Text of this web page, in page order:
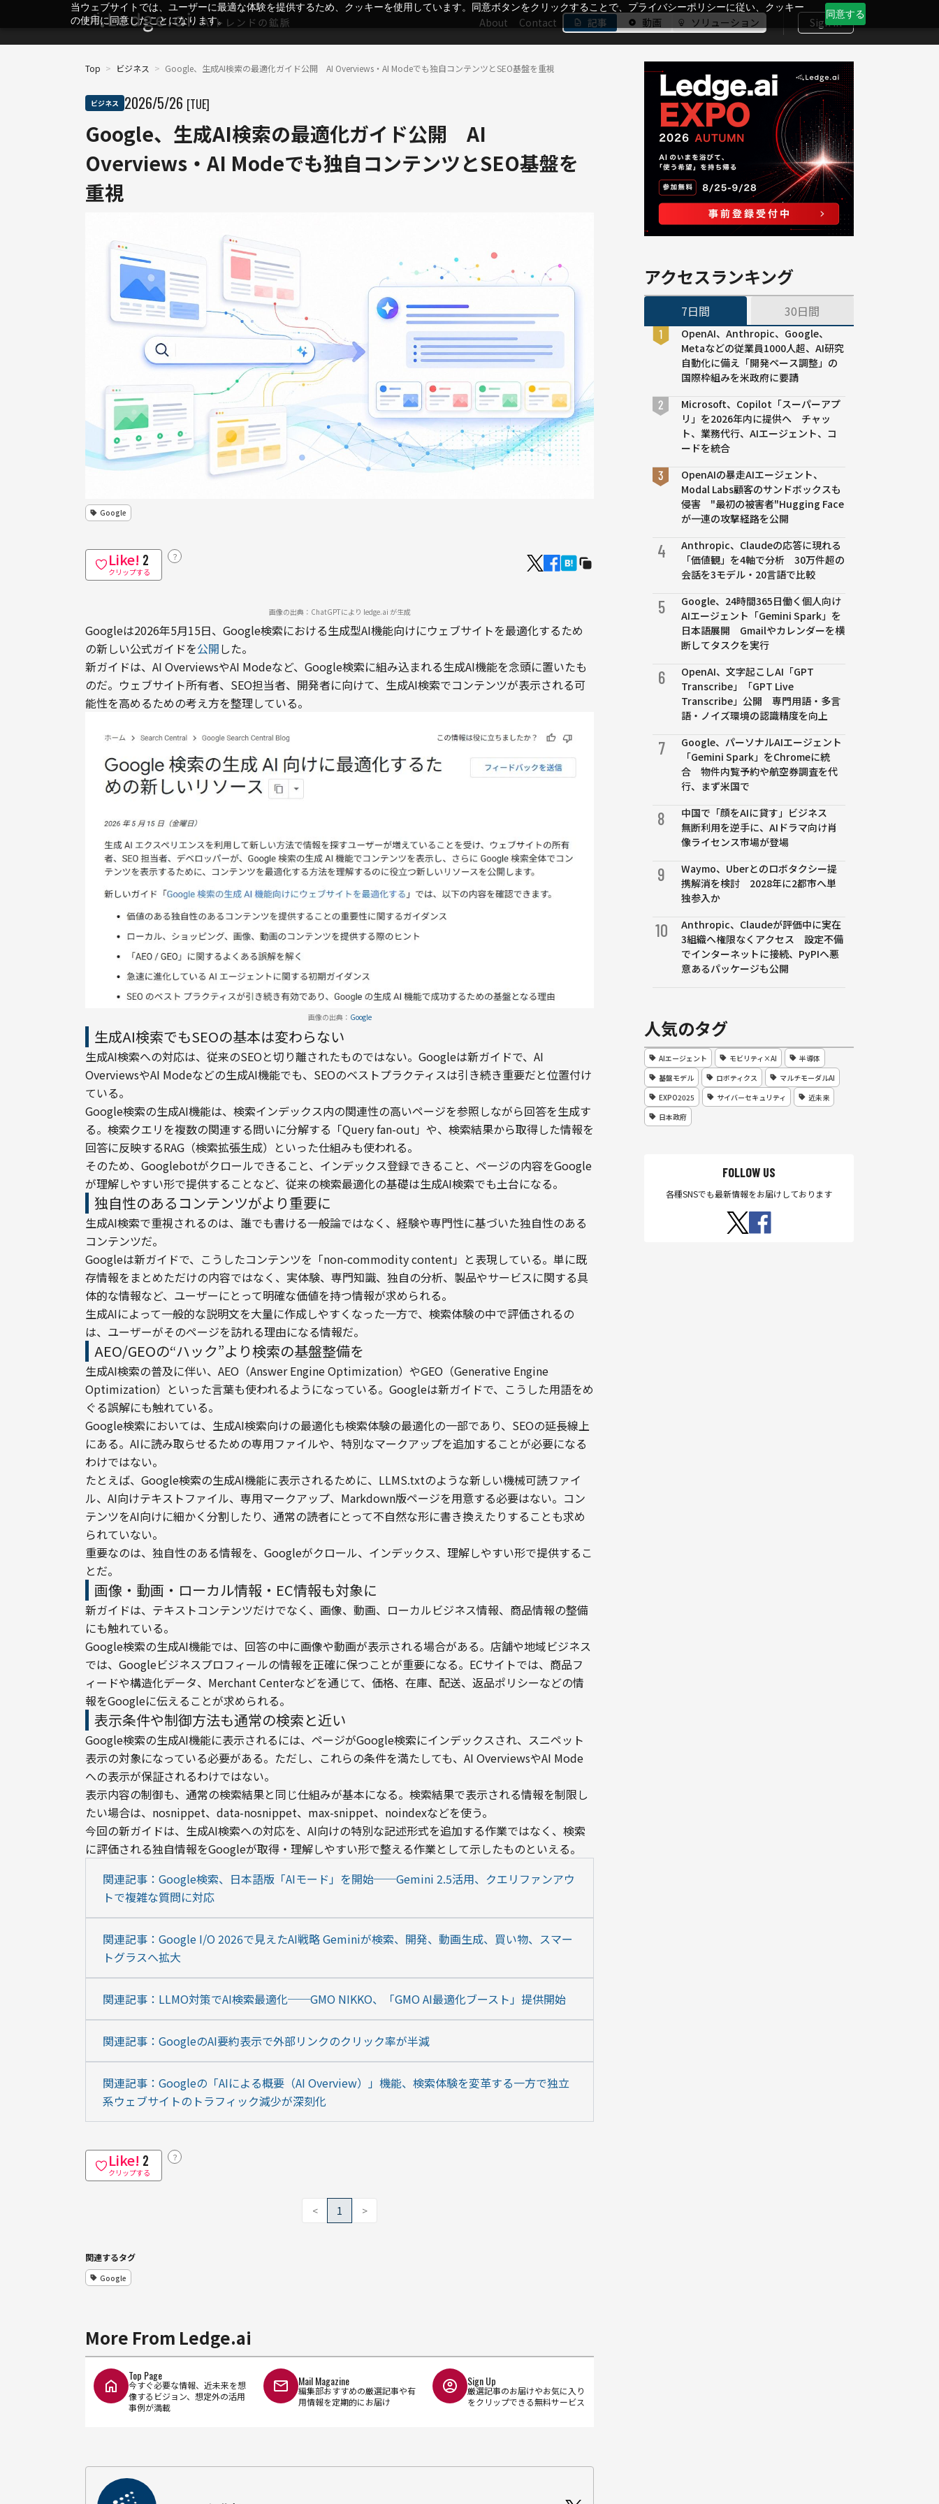
当ウェブサイトでは、ユーザーに最適な体験を提供するため、クッキーを使用しています。同意ボタンをクリックすることで、プライバシーポリシーに従い、クッキー
の使用に同意したことになります。
同意する
About Contact 記事 動画 ソリューション Sign In
Top > ビジネス > Google、生成AI検索の最適化ガイド公開 AI Overviews・AI Modeでも独自コンテンツとSEO基盤を重視
ビジネス 2026/5/26 [TUE]
Google、生成AI検索の最適化ガイド公開 AI
Overviews・AI Modeでも独自コンテンツとSEO基盤を
重視
Google
Like! 2
クリップする
？
画像の出典：ChatGPTにより ledge.ai が生成
Googleは2026年5月15日、Google検索における生成型AI機能向けにウェブサイトを最適化するため
の新しい公式ガイドを公開した。
新ガイドは、AI OverviewsやAI Modeなど、Google検索に組み込まれる生成AI機能を念頭に置いたも
のだ。ウェブサイト所有者、SEO担当者、開発者に向けて、生成AI検索でコンテンツが表示される可
能性を高めるための考え方を整理している。
画像の出典： Google
生成AI検索でもSEOの基本は変わらない
生成AI検索への対応は、従来のSEOと切り離されたものではない。Googleは新ガイドで、AI
OverviewsやAI Modeなどの生成AI機能でも、SEOのベストプラクティスは引き続き重要だと位置付け
ている。
Google検索の生成AI機能は、検索インデックス内の関連性の高いページを参照しながら回答を生成す
る。検索クエリを複数の関連する問いに分解する「Query fan-out」や、検索結果から取得した情報を
回答に反映するRAG（検索拡張生成）といった仕組みも使われる。
そのため、Googlebotがクロールできること、インデックス登録できること、ページの内容をGoogle
が理解しやすい形で提供することなど、従来の検索最適化の基礎は生成AI検索でも土台になる。
独自性のあるコンテンツがより重要に
生成AI検索で重視されるのは、誰でも書ける一般論ではなく、経験や専門性に基づいた独自性のある
コンテンツだ。
Googleは新ガイドで、こうしたコンテンツを「non-commodity content」と表現している。単に既
存情報をまとめただけの内容ではなく、実体験、専門知識、独自の分析、製品やサービスに関する具
体的な情報など、ユーザーにとって明確な価値を持つ情報が求められる。
生成AIによって一般的な説明文を大量に作成しやすくなった一方で、検索体験の中で評価されるの
は、ユーザーがそのページを訪れる理由になる情報だ。
AEO/GEOの“ハック”より検索の基盤整備を
生成AI検索の普及に伴い、AEO（Answer Engine Optimization）やGEO（Generative Engine
Optimization）といった言葉も使われるようになっている。Googleは新ガイドで、こうした用語をめ
ぐる誤解にも触れている。
Google検索においては、生成AI検索向けの最適化も検索体験の最適化の一部であり、SEOの延長線上
にある。AIに読み取らせるための専用ファイルや、特別なマークアップを追加することが必要になる
わけではない。
たとえば、Google検索の生成AI機能に表示されるために、LLMS.txtのような新しい機械可読ファイ
ル、AI向けテキストファイル、専用マークアップ、Markdown版ページを用意する必要はない。コン
テンツをAI向けに細かく分割したり、通常の読者にとって不自然な形に書き換えたりすることも求め
られていない。
重要なのは、独自性のある情報を、Googleがクロール、インデックス、理解しやすい形で提供するこ
とだ。
画像・動画・ローカル情報・EC情報も対象に
新ガイドは、テキストコンテンツだけでなく、画像、動画、ローカルビジネス情報、商品情報の整備
にも触れている。
Google検索の生成AI機能では、回答の中に画像や動画が表示される場合がある。店舗や地域ビジネス
では、Googleビジネスプロフィールの情報を正確に保つことが重要になる。ECサイトでは、商品フ
ィードや構造化データ、Merchant Centerなどを通じて、価格、在庫、配送、返品ポリシーなどの情
報をGoogleに伝えることが求められる。
表示条件や制御方法も通常の検索と近い
Google検索の生成AI機能に表示されるには、ページがGoogle検索にインデックスされ、スニペット
表示の対象になっている必要がある。ただし、これらの条件を満たしても、AI OverviewsやAI Mode
への表示が保証されるわけではない。
表示内容の制御も、通常の検索結果と同じ仕組みが基本になる。検索結果で表示される情報を制限し
たい場合は、nosnippet、data-nosnippet、max-snippet、noindexなどを使う。
今回の新ガイドは、生成AI検索への対応を、AI向けの特別な記述形式を追加する作業ではなく、検索
に評価される独自情報をGoogleが取得・理解しやすい形で整える作業として示したものといえる。
関連記事：Google検索、日本語版「AIモード」を開始──Gemini 2.5活用、クエリファンアウ
トで複雑な質問に対応
関連記事：Google I/O 2026で見えたAI戦略 Geminiが検索、開発、動画生成、買い物、スマー
トグラスへ拡大
関連記事：LLMO対策でAI検索最適化──GMO NIKKO、「GMO AI最適化ブースト」提供開始
関連記事：GoogleのAI要約表示で外部リンクのクリック率が半減
関連記事：Googleの「AIによる概要（AI Overview）」機能、検索体験を変革する一方で独立
系ウェブサイトのトラフィック減少が深刻化
Like! 2
クリップする
？
< 1 >
関連するタグ
Google
More From Ledge.ai
Top Page
今すぐ必要な情報、近未来を想
像するビジョン、想定外の活用
事例が満載
Mail Magazine
編集部おすすめの厳選記事や有
用情報を定期的にお届け
Sign Up
厳選記事のお届けやお気に入り
をクリップできる無料サービス
アクセスランキング
7日間 30日間
OpenAI、Anthropic、Google、
Metaなどの従業員1000人超、AI研究
自動化に備え「開発ペース調整」の
国際枠組みを米政府に要請
Microsoft、Copilot「スーパーアプ
リ」を2026年内に提供へ チャッ
ト、業務代行、AIエージェント、コ
ードを統合
OpenAIの暴走AIエージェント、
Modal Labs顧客のサンドボックスも
侵害 "最初の被害者"Hugging Face
が一連の攻撃経路を公開
4
Anthropic、Claudeの応答に現れる
「価値観」を4軸で分析 30万件超の
会話を3モデル・20言語で比較
5
Google、24時間365日働く個人向け
AIエージェント「Gemini Spark」を
日本語展開 Gmailやカレンダーを横
断してタスクを実行
6
OpenAI、文字起こしAI「GPT
Transcribe」「GPT Live
Transcribe」公開 専門用語・多言
語・ノイズ環境の認識精度を向上
7
Google、パーソナルAIエージェント
「Gemini Spark」をChromeに統
合 物件内覧予約や航空券調査を代
行、まず米国で
8
中国で「顔をAIに貸す」ビジネス
無断利用を逆手に、AIドラマ向け肖
像ライセンス市場が登場
9
Waymo、Uberとのロボタクシー提
携解消を検討 2028年に2都市へ単
独参入か
10
Anthropic、Claudeが評価中に実在
3組織へ権限なくアクセス 設定不備
でインターネットに接続、PyPIへ悪
意あるパッケージも公開
人気のタグ
AIエージェント モビリティ×AI
半導体
基盤モデル
ロボティクス
マルチモーダルAI
EXPO2025
サイバーセキュリティ
近未来
日本政府
FOLLOW US
各種SNSでも最新情報をお届けしております